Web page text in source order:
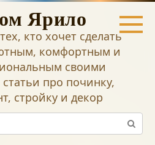
Ярило
кто хочет сделать
комфортным и
своими
про починку,
стройку и декор